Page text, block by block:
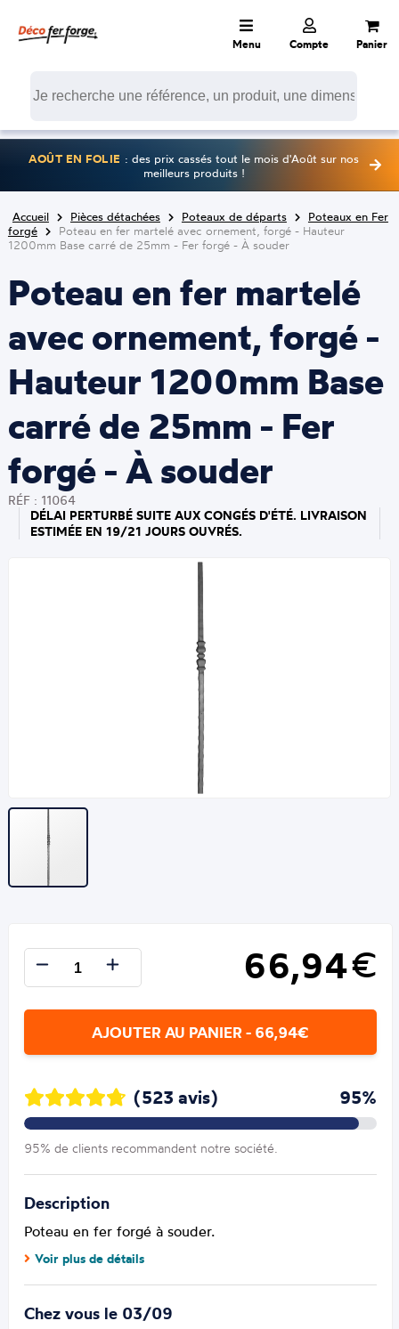
Menu Compte Panier
AOÛT EN FOLIE : des prix cassés tout le mois d'Août sur nos
meilleurs produits !
Accueil Pièces détachées Poteaux de départs
Poteaux en Fer
forgé
Poteau en fer martelé avec ornement, forgé - Hauteur
1200mm Base carré de 25mm - Fer forgé - À souder
Poteau en fer martelé
avec ornement, forgé -
Hauteur 1200mm Base
carré de 25mm - Fer
forgé - À souder
RÉF : 11064
DÉLAI PERTURBÉ SUITE AUX CONGÉS D'ÉTÉ. LIVRAISON
ESTIMÉE EN 19/21 JOURS OUVRÉS.
66,94€
AJOUTER AU PANIER - 66,94€
(523 avis) 95%
95% de clients recommandent notre société.
Description
Poteau en fer forgé à souder.
Voir plus de détails
Chez vous le 03/09